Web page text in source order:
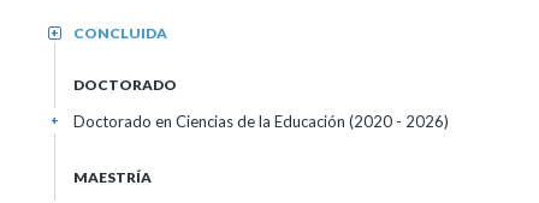
CONCLUIDA
+
DOCTORADO
Doctorado en Ciencias de la Educación (2020 - 2026)
+
MAESTRÍA